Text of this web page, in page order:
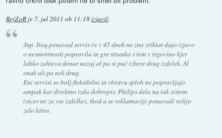
RejZoR je 7. jul 2011 ob 11:18izjavil:
Jup. Itaq ponavad servis če v 45 dneh ne zna zrihtat dajo izjavo
o nesmotrnosti popravila in gre stranka s tem v trgovino kjer
lahko zahteva denar nazaj al pa si pač izbere drug izdelek. Al
enak ali pa nek drug.
Eni servisi so bolj fleksibilni in vbistvu sploh ne popravljajo
ampak kar direktno izda dobropis. Philips dela na tak sistem
(sicer ne za vse izdelke), tkod a se reklamacije ponavadi rešijo
zelo hitro.